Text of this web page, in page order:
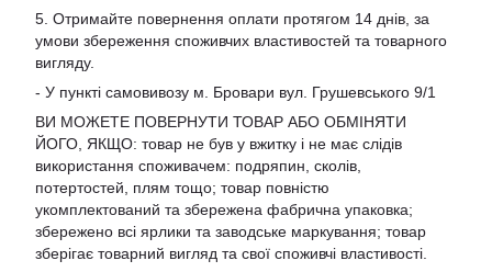
5. Отримайте повернення оплати протягом 14 днів, за
умови збереження споживчих властивостей та товарного
вигляду.
- У пункті самовивозу м. Бровари вул. Грушевського 9/1
ВИ МОЖЕТЕ ПОВЕРНУТИ ТОВАР АБО ОБМІНЯТИ
ЙОГО, ЯКЩО: товар не був у вжитку і не має слідів
використання споживачем: подряпин, сколів,
потертостей, плям тощо; товар повністю
укомплектований та збережена фабрична упаковка;
збережено всі ярлики та заводське маркування; товар
зберігає товарний вигляд та свої споживчі властивості.